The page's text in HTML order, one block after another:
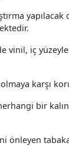
yapılacak
vinil, iç
karşı
bir
önleyen